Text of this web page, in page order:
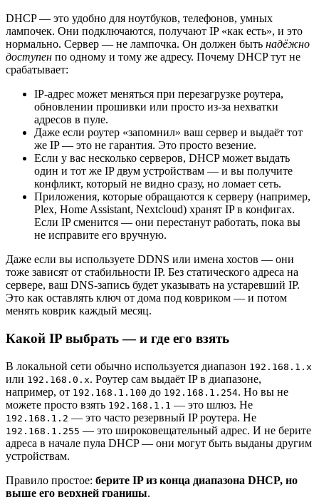
DHCP — это удобно для ноутбуков, телефонов, умных
лампочек. Они подключаются, получают IP «как есть», и это
нормально. Сервер — не лампочка. Он должен быть надёжно
доступен по одному и тому же адресу. Почему DHCP тут не
срабатывает:
IP-адрес может меняться при перезагрузке роутера,
обновлении прошивки или просто из-за нехватки
адресов в пуле.
Даже если роутер «запомнил» ваш сервер и выдаёт тот
же IP — это не гарантия. Это просто везение.
Если у вас несколько серверов, DHCP может выдать
один и тот же IP двум устройствам — и вы получите
конфликт, который не видно сразу, но ломает сеть.
Приложения, которые обращаются к серверу (например,
Plex, Home Assistant, Nextcloud) хранят IP в конфигах.
Если IP сменится — они перестанут работать, пока вы
не исправите его вручную.
Даже если вы используете DDNS или имена хостов — они
тоже зависят от стабильности IP. Без статического адреса на
сервере, ваш DNS-запись будет указывать на устаревший IP.
Это как оставлять ключ от дома под ковриком — и потом
менять коврик каждый месяц.
Какой IP выбрать — и где его взять
В локальной сети обычно используется диапазон 192.168.1.x
или 192.168.0.x. Роутер сам выдаёт IP в диапазоне,
например, от 192.168.1.100 до 192.168.1.254. Но вы не
можете просто взять 192.168.1.1 — это шлюз. Не
192.168.1.2 — это часто резервный IP роутера. Не
192.168.1.255 — это широковещательный адрес. И не берите
адреса в начале пула DHCP — они могут быть выданы другим
устройствам.
Правило простое: берите IP из конца диапазона DHCP, но
выше его верхней границы.